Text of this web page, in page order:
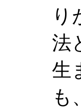
り
法
生
も